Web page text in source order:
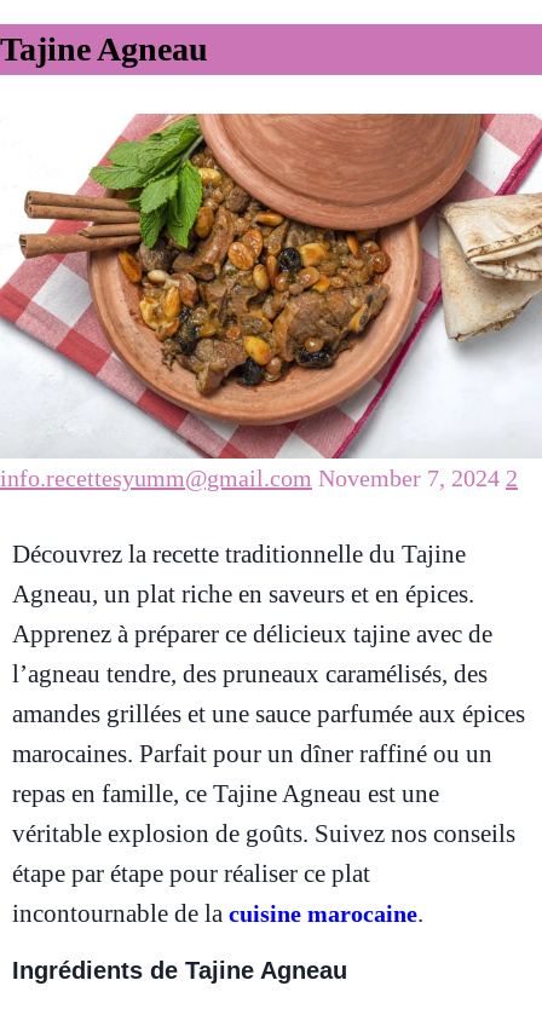
Tajine Agneau
info.recettesyumm@gmail.com November 7, 2024 2
Découvrez la recette traditionnelle du Tajine
Agneau, un plat riche en saveurs et en épices.
Apprenez à préparer ce délicieux tajine avec de
l’agneau tendre, des pruneaux caramélisés, des
amandes grillées et une sauce parfumée aux épices
marocaines. Parfait pour un dîner raffiné ou un
repas en famille, ce Tajine Agneau est une
véritable explosion de goûts. Suivez nos conseils
étape par étape pour réaliser ce plat
incontournable de la cuisine marocaine.
Ingrédients de Tajine Agneau